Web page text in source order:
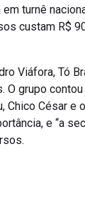
em turnê
custam R$
Viáfora, Tó
O grupo
César e
e “a